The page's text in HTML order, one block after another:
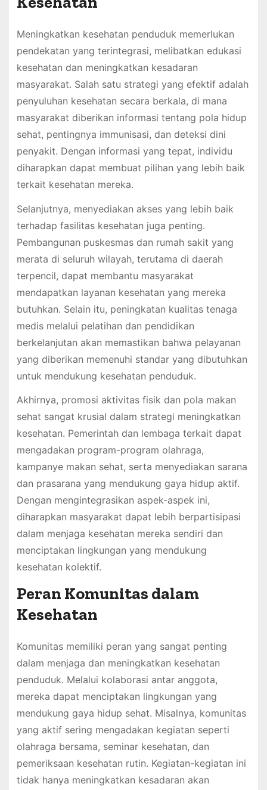
Meningkatkan kesehatan penduduk memerlukan
pendekatan yang terintegrasi, melibatkan edukasi
kesehatan dan meningkatkan kesadaran
masyarakat. Salah satu strategi yang efektif adalah
penyuluhan kesehatan secara berkala, di mana
masyarakat diberikan informasi tentang pola hidup
sehat, pentingnya immunisasi, dan deteksi dini
penyakit. Dengan informasi yang tepat, individu
diharapkan dapat membuat pilihan yang lebih baik
terkait kesehatan mereka.
Selanjutnya, menyediakan akses yang lebih baik
terhadap fasilitas kesehatan juga penting.
Pembangunan puskesmas dan rumah sakit yang
merata di seluruh wilayah, terutama di daerah
terpencil, dapat membantu masyarakat
mendapatkan layanan kesehatan yang mereka
butuhkan. Selain itu, peningkatan kualitas tenaga
medis melalui pelatihan dan pendidikan
berkelanjutan akan memastikan bahwa pelayanan
yang diberikan memenuhi standar yang dibutuhkan
untuk mendukung kesehatan penduduk.
Akhirnya, promosi aktivitas fisik dan pola makan
sehat sangat krusial dalam strategi meningkatkan
kesehatan. Pemerintah dan lembaga terkait dapat
mengadakan program-program olahraga,
kampanye makan sehat, serta menyediakan sarana
dan prasarana yang mendukung gaya hidup aktif.
Dengan mengintegrasikan aspek-aspek ini,
diharapkan masyarakat dapat lebih berpartisipasi
dalam menjaga kesehatan mereka sendiri dan
menciptakan lingkungan yang mendukung
kesehatan kolektif.
Peran Komunitas dalam
Kesehatan
Komunitas memiliki peran yang sangat penting
dalam menjaga dan meningkatkan kesehatan
penduduk. Melalui kolaborasi antar anggota,
mereka dapat menciptakan lingkungan yang
mendukung gaya hidup sehat. Misalnya, komunitas
yang aktif sering mengadakan kegiatan seperti
olahraga bersama, seminar kesehatan, dan
pemeriksaan kesehatan rutin. Kegiatan-kegiatan ini
tidak hanya meningkatkan kesadaran akan